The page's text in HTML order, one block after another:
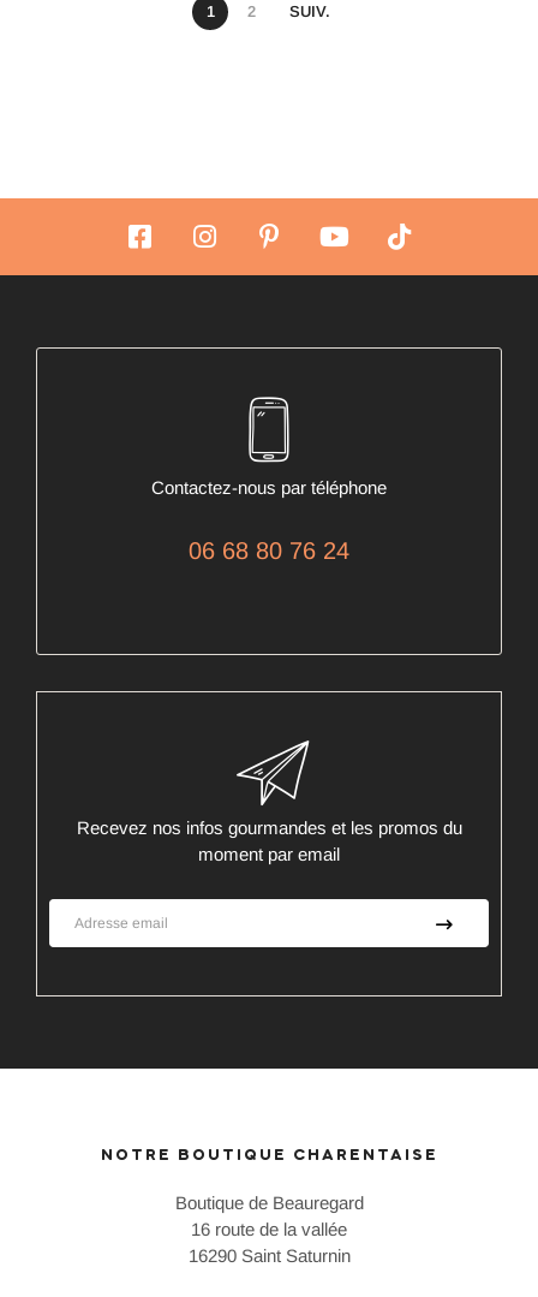
1 2 SUIV.
Contactez-nous par téléphone
06 68 80 76 24
Recevez nos infos gourmandes et les promos du
moment par email
NOTRE BOUTIQUE CHARENTAISE
Boutique de Beauregard
16 route de la vallée
16290 Saint Saturnin